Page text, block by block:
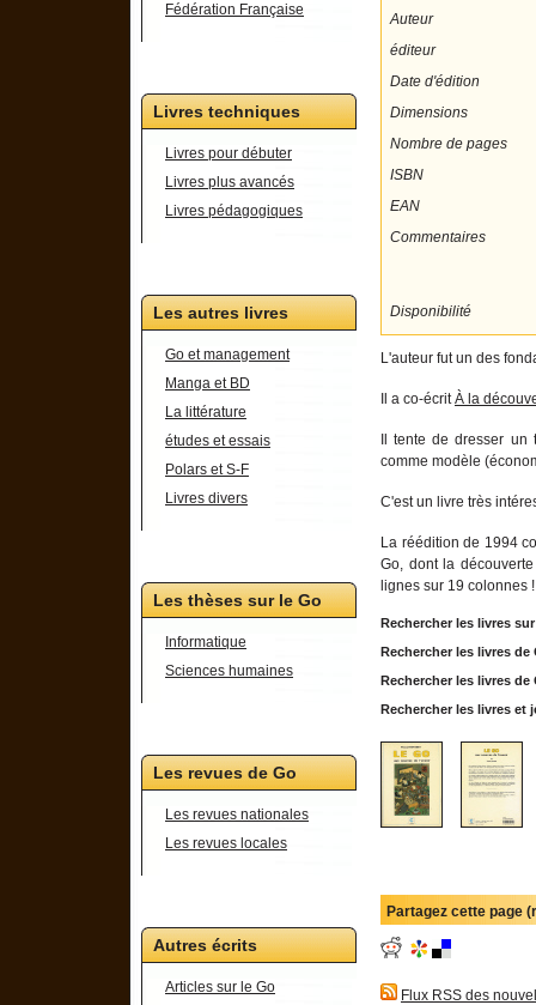
Fédération Française
Livres techniques
Livres pour débuter
Livres plus avancés
Livres pédagogiques
Les autres livres
Go et management
Manga et BD
La littérature
études et essais
Polars et S-F
Livres divers
Les thèses sur le Go
Informatique
Sciences humaines
Les revues de Go
Les revues nationales
Les revues locales
Autres écrits
Articles sur le Go
Auteur
éditeur
Date d'édition
Dimensions
Nombre de pages
ISBN
EAN
Commentaires
Disponibilité
L'auteur fut un des
Il a co-écritÀ la
Il tente de dresser un
comme modèle
C'est un livre très
La réédition de 1994
Go, dont la
lignes sur 19 colonnes !
Rechercher les livres
Rechercher les livres
Rechercher les livres
Rechercher les livres et
Partagez cette page
Flux RSS des